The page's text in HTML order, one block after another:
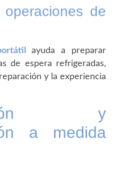
de
ayuda a preparar
de espera refrigeradas,
y la experiencia
y
a medida